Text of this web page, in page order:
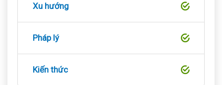
Xu hướng
Pháp lý
Kiến thức